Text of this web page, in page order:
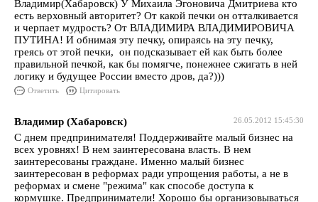
Владимир(Хабаровск) У Михаила Эгоновича Дмитриева кто
есть верховный авторитет? От какой печки он отталкивается
и черпает мудрость? От ВЛАДИМИРА ВЛАДИМИРОВИЧА
ПУТИНА! И обнимая эту печку, опираясь на эту печку,
греясь от этой печки, он подсказывает ей как быть более
правильной печкой, как бы помягче, понежнее сжигать в ней
логику и будущее России вместо дров, да?)))
Ответить Цитировать
26.05.2012 15:45:30
Владимир (Хабаровск)
С днем предпринимателя! Поддерживайте малый бизнес на
всех уровнях! В нем заинтересована власть. В нем
заинтересованы граждане. Именно малый бизнес
заинтересован в реформах ради упрощения работы, а не в
реформах и смене "режима" как способе доступа к
кормушке. Предприниматели! Хорошо бы организовываться